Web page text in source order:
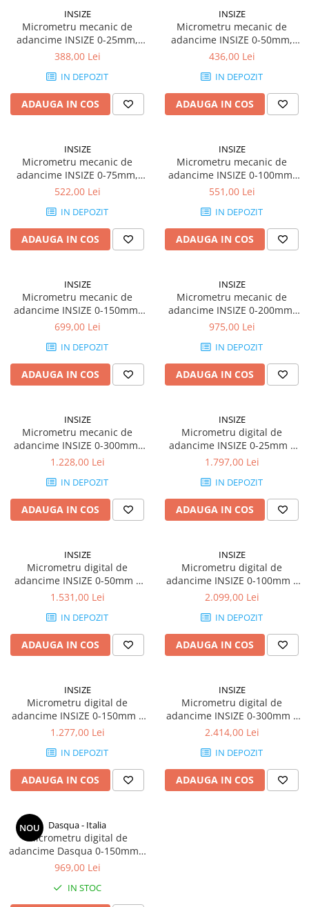
Micrometre speciale
Pasametre
Accesorii micrometre
Ceasuri comparatoare cu levier
Accesorii pentru ceasuri
comparatoare
INSIZE
Micrometru mecanic de
adancime INSIZE 0-25mm,
rezolutie 0,01mm, talpa
388,00 Lei
IN DEPOZIT
ADAUGA IN COS
INSIZE
Micrometru mecanic de
adancime INSIZE 0-50mm,
rezolutie 0,01mm, talpa
436,00 Lei
IN DEPOZIT
ADAUGA IN COS
INSIZE
Micrometru mecanic de
adancime INSIZE 0-75mm,
rezolutie 0,01mm, talpa
522,00 Lei
IN DEPOZIT
ADAUGA IN COS
INSIZE
Micrometru mecanic de
adancime INSIZE 0-100mm,
rezolutie 0,01mm, talpa
551,00 Lei
IN DEPOZIT
ADAUGA IN COS
INSIZE
Micrometru mecanic de
adancime INSIZE 0-150mm,
rezolutie 0,01mm, talpa
699,00 Lei
IN DEPOZIT
ADAUGA IN COS
INSIZE
Micrometru mecanic de
adancime INSIZE 0-200mm,
rezolutie 0,01mm, talpa
975,00 Lei
IN DEPOZIT
ADAUGA IN COS
INSIZE
Micrometru mecanic de
adancime INSIZE 0-300mm,
rezolutie 0,01mm, talpa
1.228,00 Lei
IN DEPOZIT
ADAUGA IN COS
INSIZE
Micrometru digital de
adancime INSIZE 0-25mm x
0,001mm, talpa 101,5mm,
1.797,00 Lei
IN DEPOZIT
ADAUGA IN COS
INSIZE
Micrometru digital de
adancime INSIZE 0-50mm x
0,001mm, talpa 101,5mm,
1.531,00 Lei
IN DEPOZIT
ADAUGA IN COS
INSIZE
Micrometru digital de
adancime INSIZE 0-100mm x
0,001mm, talpa 101,5mm,
2.099,00 Lei
IN DEPOZIT
ADAUGA IN COS
INSIZE
Micrometru digital de
adancime INSIZE 0-150mm x
0,001mm, talpa 101,5mm,
1.277,00 Lei
IN DEPOZIT
ADAUGA IN COS
INSIZE
Micrometru digital de
adancime INSIZE 0-300mm x
0,001mm, talpa 101,5mm,
2.414,00 Lei
IN DEPOZIT
ADAUGA IN COS
NOU Dasqua - Italia
Micrometru digital de
adancime Dasqua 0-150mm x
0.001mm, baza 102 mm
969,00 Lei
IN STOC